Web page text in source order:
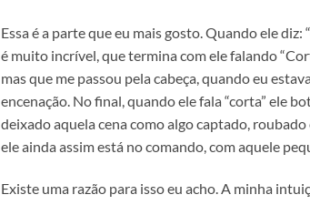
Essa é a parte que eu mais gosto. Quando ele diz:
é muito incrível, que termina com ele falando
mas que me passou pela cabeça, quando eu
encenação. No final, quando ele fala “corta” ele
deixado aquela cena como algo captado,
ele ainda assim está no comando, com aquele
Existe uma razão para isso eu acho. A minha